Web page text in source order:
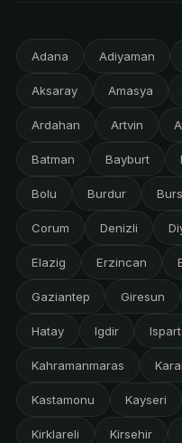
Adana Adiyaman
Aksaray Amasya
Ardahan Artvin
Batman Bayburt
Bolu Burdur
Corum Denizli
Elazig Erzincan
Gaziantep Giresun
Hatay Igdir
Kahramanmaras
Kastamonu Kayseri
Kirklareli Kirsehir